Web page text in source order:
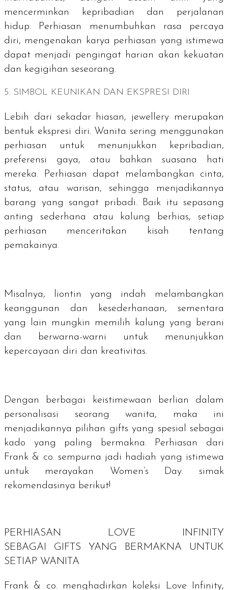
mencerminkan kepribadian dan perjalanan
hidup. Perhiasan menumbuhkan rasa percaya
diri, mengenakan karya perhiasan yang istimewa
dapat menjadi pengingat harian akan kekuatan
dan kegigihan seseorang.
5. SIMBOL KEUNIKAN DAN EKSPRESI DIRI
Lebih dari sekadar hiasan, jewellery merupakan
bentuk ekspresi diri. Wanita sering menggunakan
perhiasan untuk menunjukkan kepribadian,
preferensi gaya, atau bahkan suasana hati
mereka. Perhiasan dapat melambangkan cinta,
status, atau warisan, sehingga menjadikannya
barang yang sangat pribadi. Baik itu sepasang
anting sederhana atau kalung berhias, setiap
perhiasan menceritakan kisah tentang
pemakainya.
Misalnya, liontin yang indah melambangkan
keanggunan dan kesederhanaan, sementara
yang lain mungkin memilih kalung yang berani
dan berwarna-warni untuk menunjukkan
kepercayaan diri dan kreativitas.
Dengan berbagai keistimewaan berlian dalam
personalisasi seorang wanita, maka ini
menjadikannya pilihan giftsyang spesial sebagai
kado yang paling bermakna. Perhiasan dari
Frank & co. sempurna jadi hadiah yang istimewa
untuk merayakan Women’s Day. simak
rekomendasinya berikut!
PERHIASAN LOVE INFINITY
SEBAGAI GIFTS YANG BERMAKNA UNTUK
SETIAP WANITA
Frank & co. menghadirkan koleksi Love Infinity,